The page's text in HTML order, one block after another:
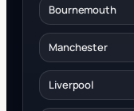
Bournemouth
Manchester
Liverpool